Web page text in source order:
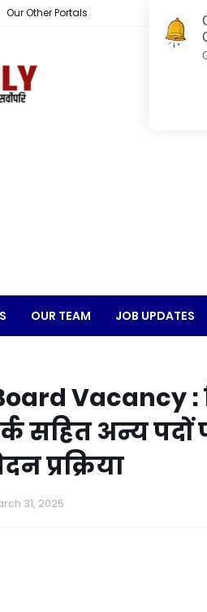
Our Other Portals
OUR TEAM JOB UPDATES
Vacancy
सहित अन्य पदों
प्रक्रिया
31, 2025